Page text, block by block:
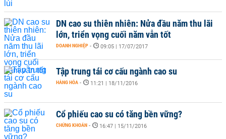
DN cao su thiên nhiên: Nửa đầu năm thu lãi
lớn, triển vọng cuối năm vẫn tốt
DOANH NGHIỆP - 09:05 | 17/07/2017
Tập trung tái cơ cấu ngành cao su
HÀNG HÓA - 11:21 | 18/11/2016
Cổ phiếu cao su có tăng bền vững?
CHỨNG KHOÁN - 16:47 | 15/11/2016